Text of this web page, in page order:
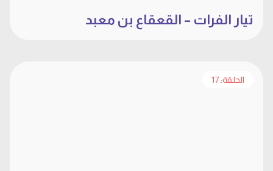
تيار الفرات – القعقاع بن معبد
الحلقة: 17